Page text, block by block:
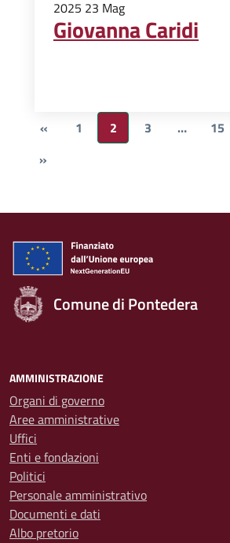
2025 23 Mag
Giovanna Caridi
« 1 2 3 … 15
»
Comune di Pontedera
AMMINISTRAZIONE
Organi di governo
Aree amministrative
Uffici
Enti e fondazioni
Politici
Personale amministrativo
Documenti e dati
Albo pretorio